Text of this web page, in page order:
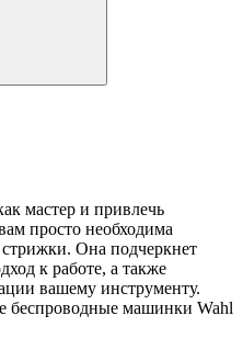
мастер и привлечь
просто необходима
Она подчеркнет
к работе, а также
вашему инструменту.
беспроводные машинки Wahl